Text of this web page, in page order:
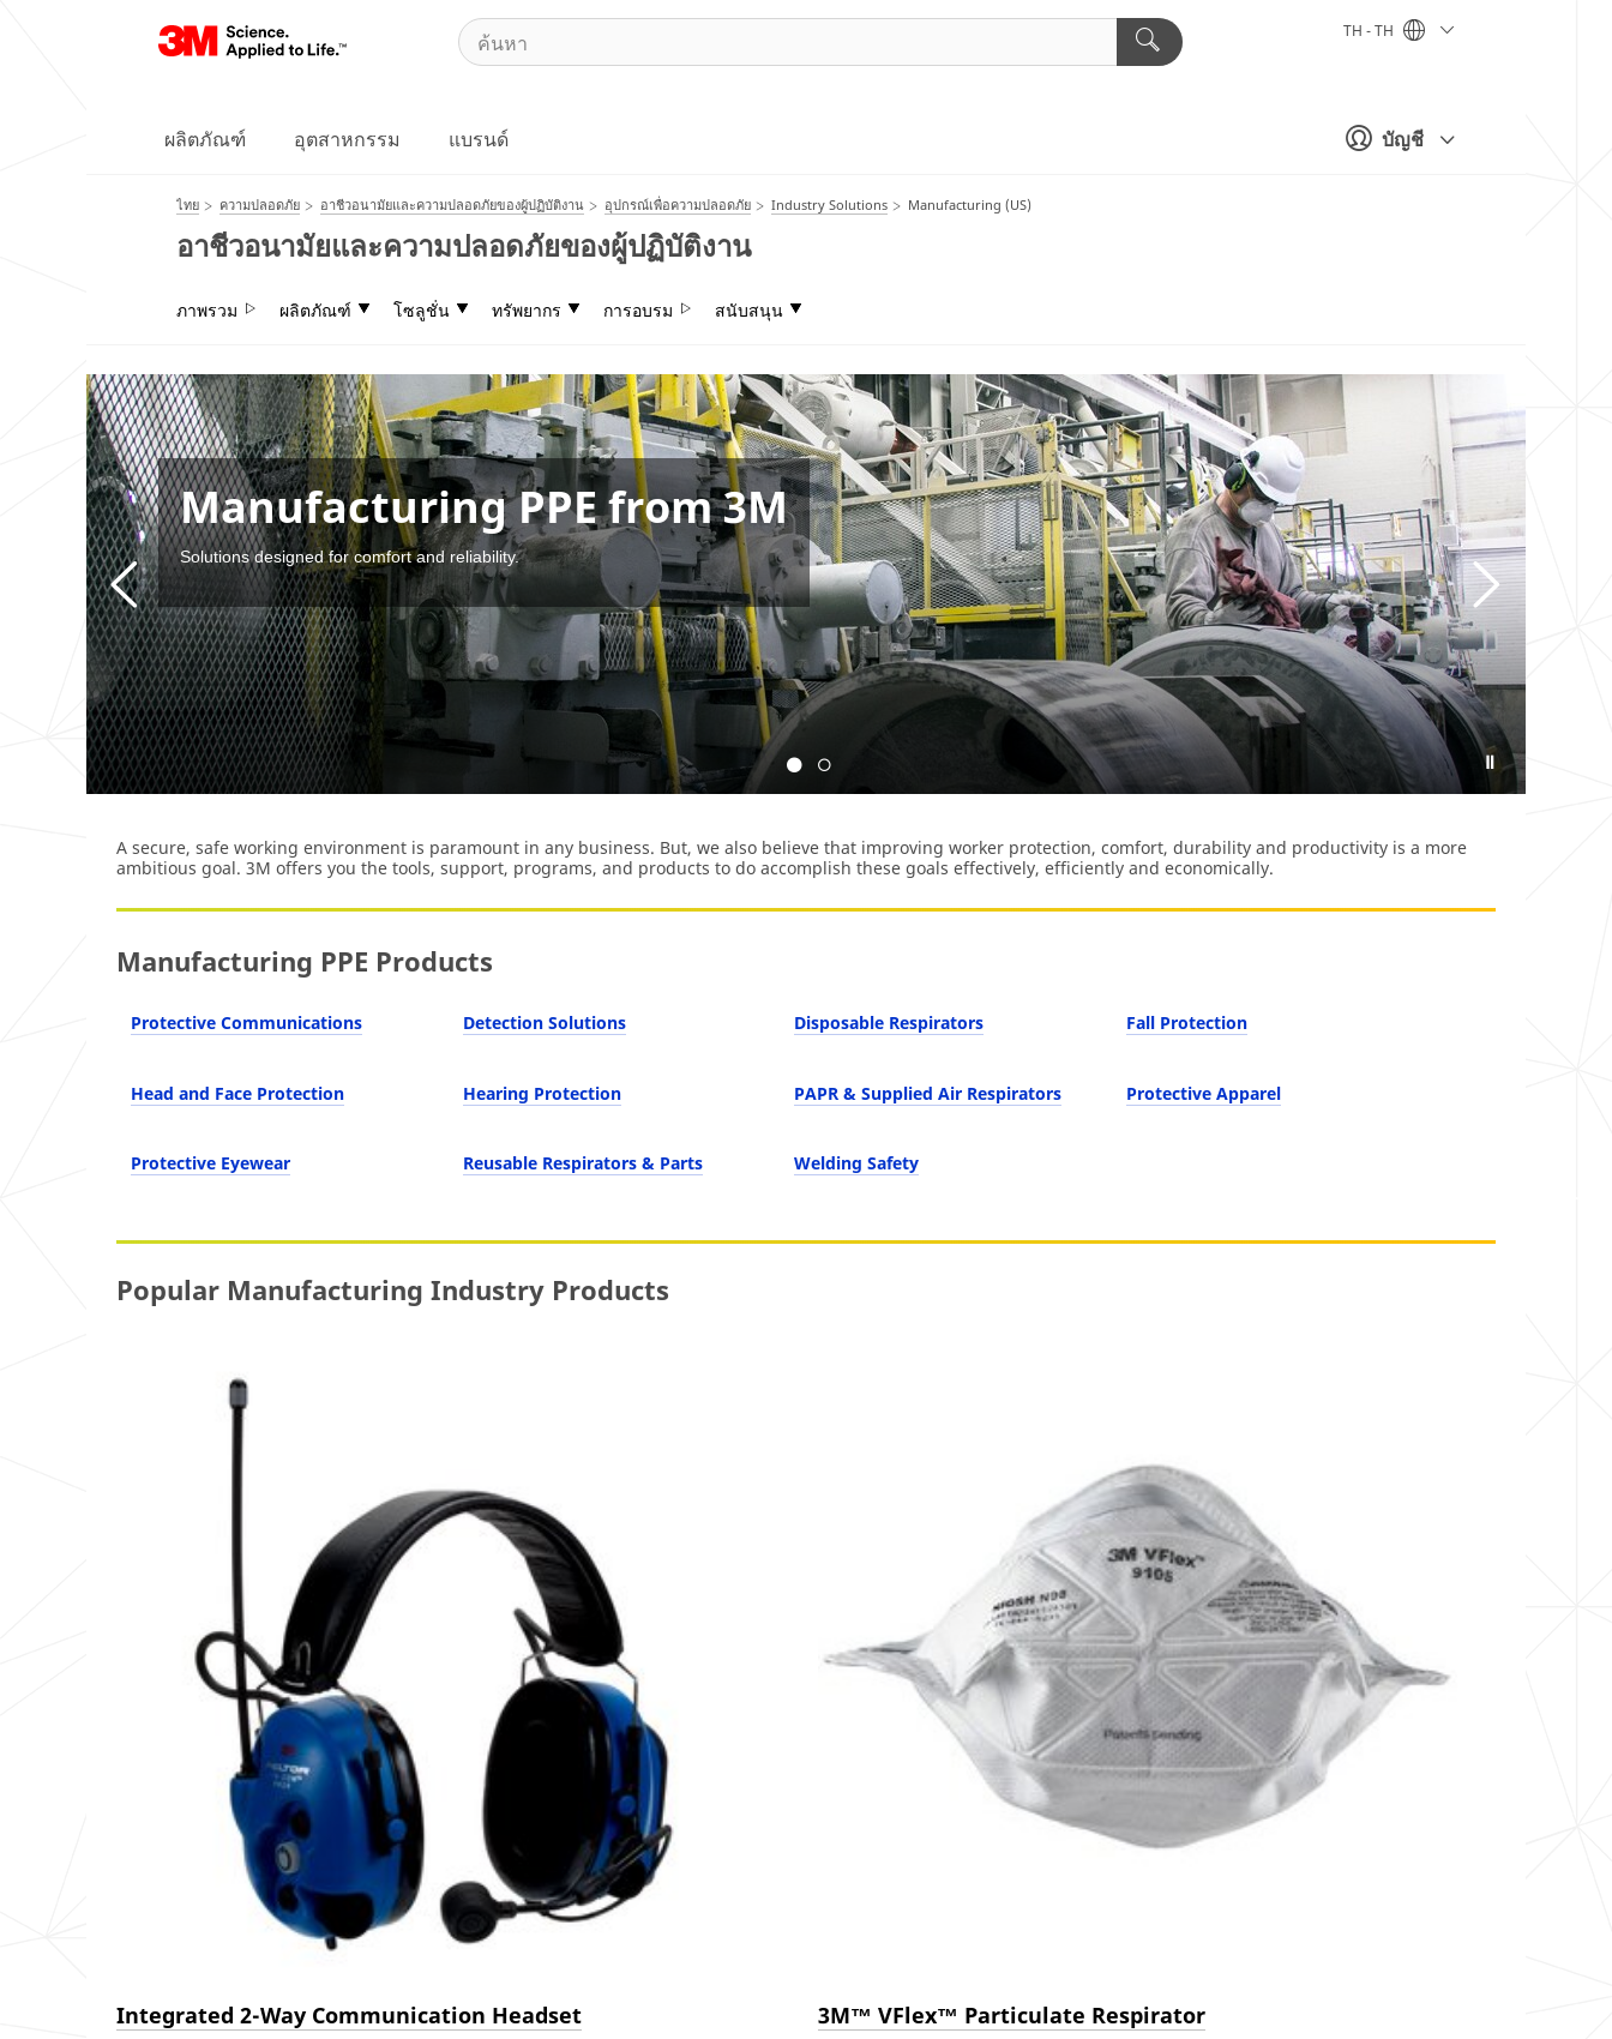
บัญชี
TH - TH
ผลิตภัณฑ์ อุตสาหกรรม แบรนด์
ไทย ความปลอดภัย อาชีวอนามัยและความปลอดภัยของผู้ปฏิบัติงาน อุปกรณ์เพื่อความปลอดภัย Industry Solutions Manufacturing (US)
อาชีวอนามัยและความปลอดภัยของผู้ปฏิบัติงาน
ภาพรวม ผลิตภัณฑ์ โซลูชั่น ทรัพยากร การอบรม สนับสนุน
ปกป้องพนักงานของคุณให้ปลอดภัยจาก
อันตรายจากการพลัดตกบริเวณจุดโหลด
สินค้า
ลดความเสี่ยงในการพลัดตกและคุ้มครองพนักงานของคุณด้วยข้อมูลเชิงลึกที่นำไปใช้ได้จริง ทั้งการระบุ
จุดอันตราย การป้องกันการตก และการเลือกใช้ระบบป้องกันการตกที่เหมาะสม
เลือกอ่านบทความด้านความปลอดภัย
A secure, safe working environment is paramount in any business. But, we also believe that improving worker protection, comfort, durability and productivity is a more
ambitious goal. 3M offers you the tools, support, programs, and products to do accomplish these goals effectively, efficiently and economically.
Manufacturing PPE Products
Protective Communications Detection Solutions Disposable Respirators Fall Protection
Head and Face Protection Hearing Protection PAPR & Supplied Air Respirators Protective Apparel
Protective Eyewear Reusable Respirators & Parts Welding Safety
Popular Manufacturing Industry Products
Integrated 2-Way Communication Headset 3M™ VFlex™ Particulate Respirator